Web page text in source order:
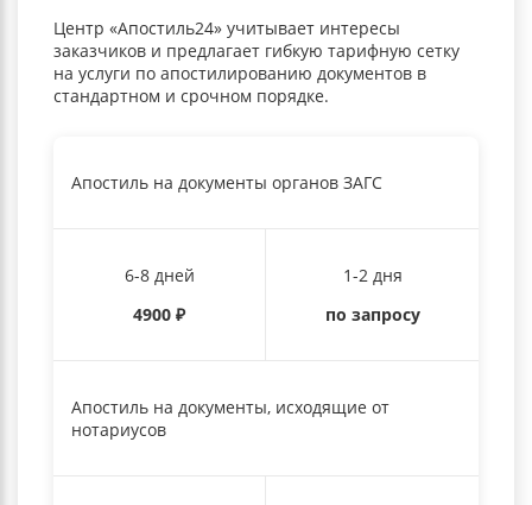
Центр «Апостиль24» учитывает интересы
заказчиков и предлагает гибкую тарифную сетку
на услуги по апостилированию документов в
стандартном и срочном порядке.
Апостиль на документы органов ЗАГС
6-8 дней
4900 ₽
1-2 дня
по запросу
Апостиль на документы, исходящие от
нотариусов